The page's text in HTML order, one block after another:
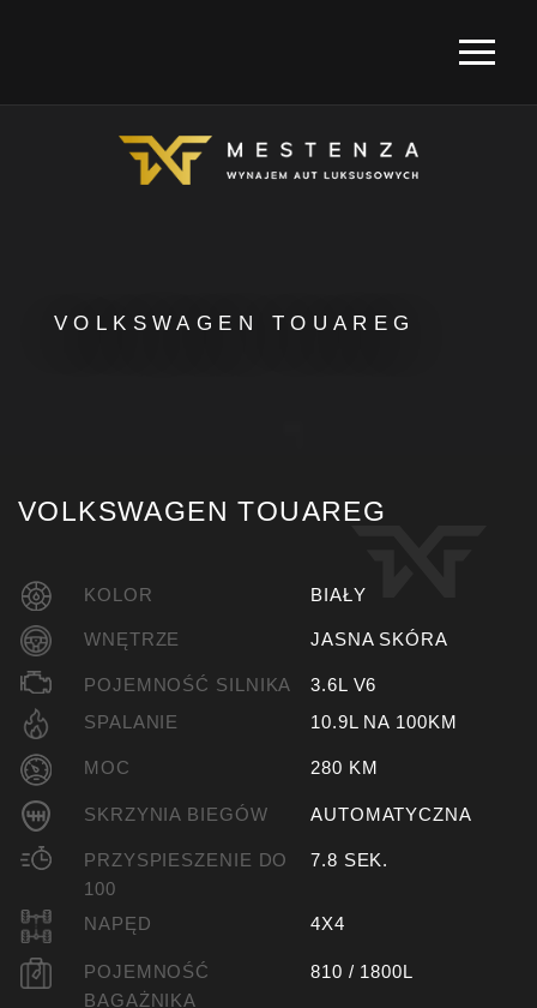
VOLKSWAGEN TOUAREG
VOLKSWAGEN TOUAREG
KOLOR BIAŁY
WNĘTRZE JASNA SKÓRA
POJEMNOŚĆ SILNIKA
3.6L V6
SPALANIE
10.9L NA 100KM
MOC 280 KM
SKRZYNIA BIEGÓW AUTOMATYCZNA
PRZYSPIESZENIE DO
100
7.8 SEK.
NAPĘD 4X4
POJEMNOŚĆ
BAGAŻNIKA
810 / 1800L